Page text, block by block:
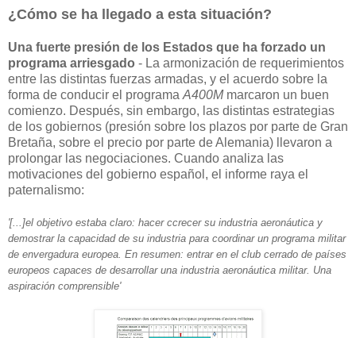
¿Cómo se ha llegado a esta situación?
Una fuerte presión de los Estados que ha forzado un
programa arriesgado - La armonización de requerimientos
entre las distintas fuerzas armadas, y el acuerdo sobre la
forma de conducir el programa A400Mmarcaron un buen
comienzo. Después, sin embargo, las distintas estrategias
de los gobiernos (presión sobre los plazos por parte de Gran
Bretaña, sobre el precio por parte de Alemania) llevaron a
prolongar las negociaciones. Cuando analiza las
motivaciones del gobierno español, el informe raya el
paternalismo:
'[...]el objetivo estaba claro: hacer ccrecer su industria aeronáutica y
demostrar la capacidad de su industria para coordinar un programa militar
de envergadura europea. En resumen: entrar en el club cerrado de países
europeos capaces de desarrollar una industria aeronáutica militar. Una
aspiración comprensible'